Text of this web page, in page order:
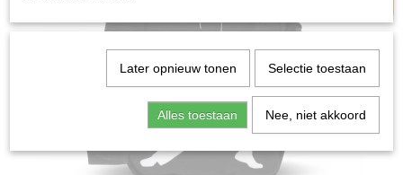
Later opnieuw tonen Selectie toestaan
Alles toestaan Nee, niet akkoord